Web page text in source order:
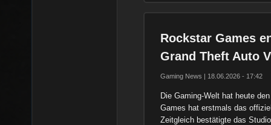
Rockstar Games
Grand Theft Auto
Gaming News | 18.06.2026 - 17:42
Die Gaming-Welt hat heute
Games hat erstmals das
Zeitgleich bestätigte das